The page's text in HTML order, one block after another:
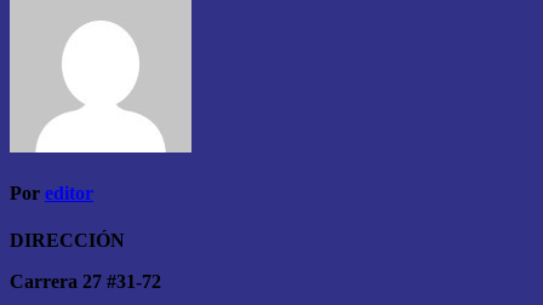
Por editor
DIRECCIÓN
Carrera 27 #31-72